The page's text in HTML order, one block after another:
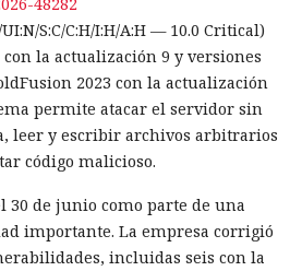
UI:N/S:C/C:H/I:H/A:H — 10.0 Critical)
con la actualización 9 y versiones
2023 con la actualización
permite atacar el servidor sin
leer y escribir archivos arbitrarios
código malicioso.
30 de junio como parte de una
importante. La empresa corrigió
incluidas seis con la